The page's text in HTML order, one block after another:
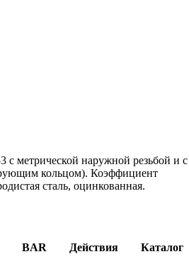
с метрической наружной резьбой и с
кольцом). Коэффициент
сталь, оцинкованная.
BAR Действия Каталог